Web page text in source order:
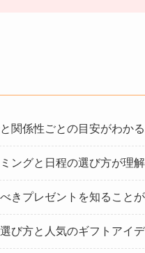
関係性ごとの目安がわかる
ングと日程の選び方が理
きプレゼントを知ること
び方と人気のギフトアイ